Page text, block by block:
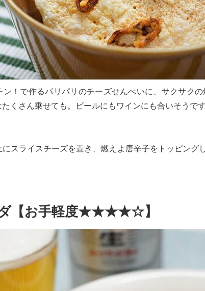
ン！で作るパリパリのチーズせんべいに、サクサク
くさん乗せても。ビールにもワインにも合いそうです
スライスチーズを置き、燃えよ唐辛子をトッピング
ダ【お手軽度★★★★☆】